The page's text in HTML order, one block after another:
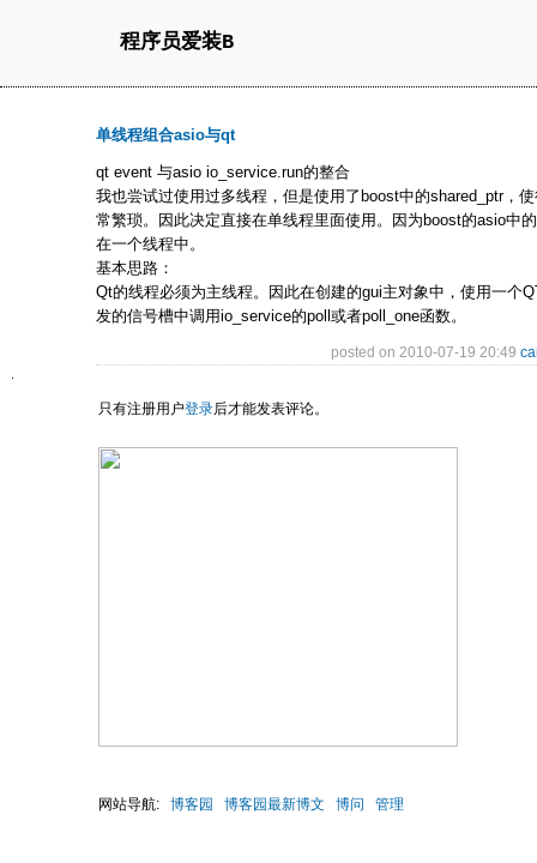
程序员爱装B
单线程组合asio与qt
qt event 与asio io_service.run的整合
我也尝试过使用过多线程，但是使用了boost中的shared_ptr，
常繁琐。因此决定直接在单线程里面使用。因为boost的asio中
在一个线程中。
基本思路：
Qt的线程必须为主线程。因此在创建的gui主对象中，使用一个
发的信号槽中调用io_service的poll或者poll_one函数。
posted on 2010-07-19 20:49
只有注册用户登录后才能发表评论。
网站导航: 博客园 博客园最新博文 博问 管理